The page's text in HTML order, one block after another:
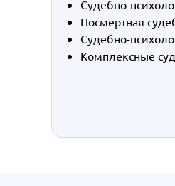
Судебно-
Посмертная
Судебно-
Комплексные